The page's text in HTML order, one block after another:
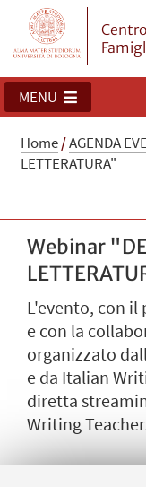
MENU
Home/AGENDA
LETTERATURA"
Webinar
L'evento, con il
e con la
organizzato
e da Italian
diretta
Writing